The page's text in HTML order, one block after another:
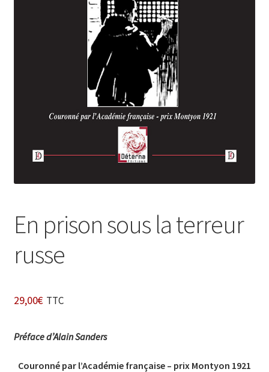
Login Customizer
Politique de confidentialité et cookies
Soutien à Philippe Randa
En prison sous la terreur
russe
29,00€ TTC
Préface d’Alain Sanders
Couronné par l’Académie française – prix Montyon 1921